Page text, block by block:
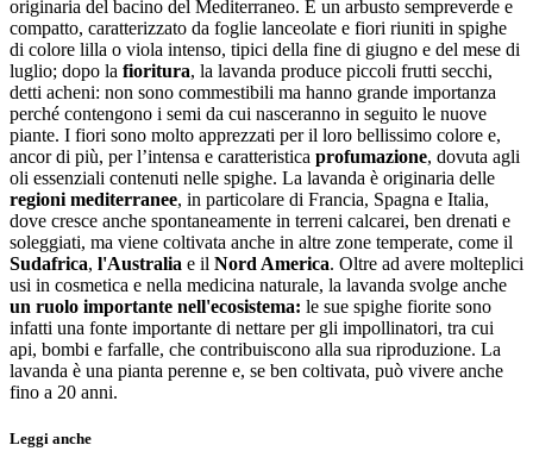
originaria del bacino del Mediterraneo. È un arbusto sempreverde e
compatto, caratterizzato da foglie lanceolate e fiori riuniti in spighe
di colore lilla o viola intenso, tipici della fine di giugno e del mese di
luglio; dopo la fioritura, la lavanda produce piccoli frutti secchi,
detti acheni: non sono commestibili ma hanno grande importanza
perché contengono i semi da cui nasceranno in seguito le nuove
piante. I fiori sono molto apprezzati per il loro bellissimo colore e,
ancor di più, per l’intensa e caratteristica profumazione, dovuta agli
oli essenziali contenuti nelle spighe. La lavanda è originaria delle
regioni mediterranee, in particolare di Francia, Spagna e Italia,
dove cresce anche spontaneamente in terreni calcarei, ben drenati e
soleggiati, ma viene coltivata anche in altre zone temperate, come il
Sudafrica, l'Australia e il Nord America. Oltre ad avere molteplici
usi in cosmetica e nella medicina naturale, la lavanda svolge anche
un ruolo importante nell'ecosistema: le sue spighe fiorite sono
infatti una fonte importante di nettare per gli impollinatori, tra cui
api, bombi e farfalle, che contribuiscono alla sua riproduzione. La
lavanda è una pianta perenne e, se ben coltivata, può vivere anche
fino a 20 anni.
Leggi anche